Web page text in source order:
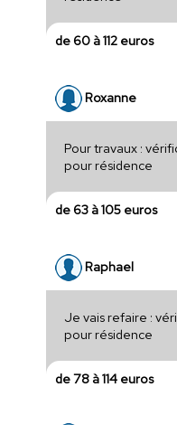
de 60 à 112 euros
Roxanne
Pour travaux :
pour résidence
de 63 à 105 euros
Raphael
Je vais refaire :
pour résidence
de 78 à 114 euros